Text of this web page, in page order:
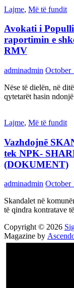
Lajme, Më të fundit
Avokati i
raportimin e
RMV
adminadmin October
Nëse të dielën, në
qytetarët hasin
Lajme, Më të fundit
Vazhdojnē
tek NPK-
(DOKUMENT)
adminadmin October
Skandalet në
të qindra kontratave
Copyright © 2026
Magazine by